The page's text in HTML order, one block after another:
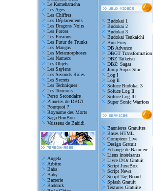
Le Kamehameha
Les Ages
Les Chiffres
Les Déplacements
Les Dragons Noirs
Les Forces
Les Fusions
Les Futur de Trunks
Les Mangas
Les Metamorphoses
Les Namecs
Les Objets
Les Sayiens
Les Seconds Roles
Les Secrets
Les Techniques
Les Tournois
Perso Secondaire
Planetes de DBGT
Pourquoi ?
Royaume des Morts
Saga BouBou
Vaisseau de Babidi
Angela
Arbitre
Baba
Baby
Bacterie
Baddack
Budokai 1
Budokai 2
Budokai 3
Budokai Tenkaichi
Buu Fury
DB Advance
DBGT Transformation
DBZ Taiketsu
DBZ: Sagas
Jump Super Star
Log I
Log II
Soluce Budokai 3
Soluce Log II
Soluce Log III
Super Sonic Warriors
Bannieres Gratuites
Bases HTML
Compteur Live
Design Gratuit
Echange de Banniere
Liens intérésants
Livre D'Or Gratuit
Script JuxeBox
Script News
Script Tag Board
Splash Gratuit
Textures Gratuite